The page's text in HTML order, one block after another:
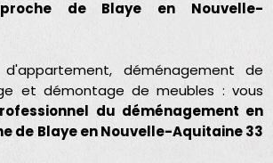
proche de Blaye en Nouvelle-
d'appartement, déménagement de
et démontage de meubles : vous
du déménagement en
de Blaye en Nouvelle-Aquitaine 33